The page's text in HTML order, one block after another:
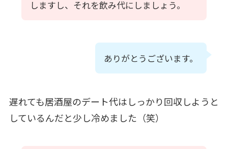
しますし、それを飲み代にしましょう。
ありがとうございます。
遅れても居酒屋のデート代はしっかり回収しようと
しているんだと少し冷めました（笑）